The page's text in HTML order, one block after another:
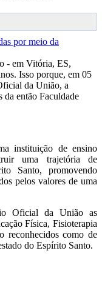
- em Vitória, ES,
Isso porque, em 05
da União, a
da então Faculdade
instituição de ensino
uma trajetória de
Santo, promovendo
pelos valores de uma
Oficial da União as
Física, Fisioterapia
reconhecidos como de
do Espírito Santo.